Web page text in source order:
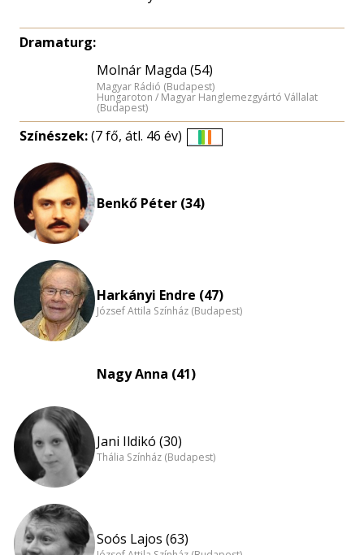
Dramaturg:
Molnár Magda (54)
Magyar Rádió (Budapest)
Hungaroton / Magyar Hanglemezgyártó Vállalat
(Budapest)
Színészek:(7 fő, átl. 46 év)
Benkő Péter (34)
Harkányi Endre (47)
József Attila Színház (Budapest)
Nagy Anna (41)
Jani Ildikó (30)
Thália Színház (Budapest)
Soós Lajos (63)